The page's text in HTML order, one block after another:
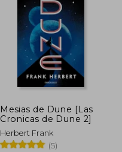
20%
dcto.
Mesias de Dune [Las
Cronicas de Dune 2]
Herbert Frank
(5)